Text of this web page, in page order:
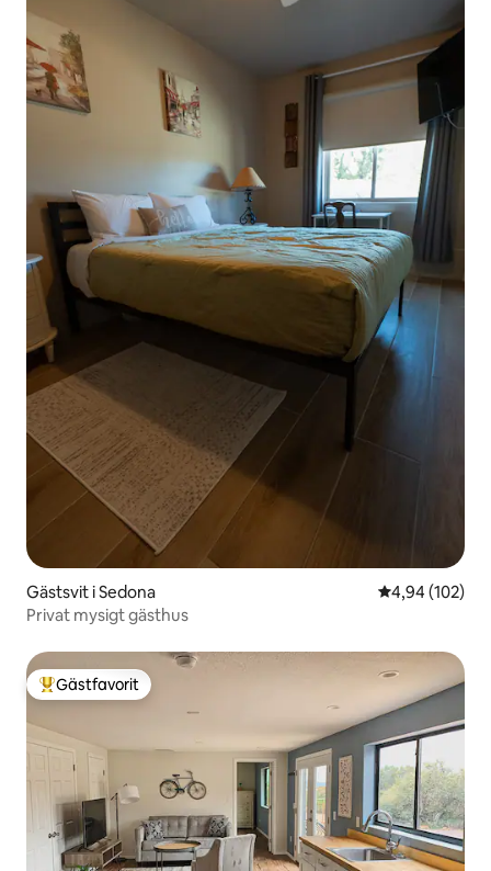
Gästsvit i Sedona 4,94 av 5 i
4,94 (102)
Privat mysigt gästhus
Populär gästfavorit
Gästfavorit